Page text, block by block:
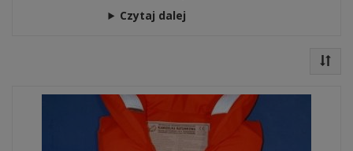
Czytaj dalej